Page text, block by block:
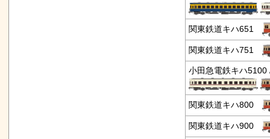
関東鉄道キハ651
関東鉄道キハ751
小田急電鉄キハ
関東鉄道キハ800
関東鉄道キハ900